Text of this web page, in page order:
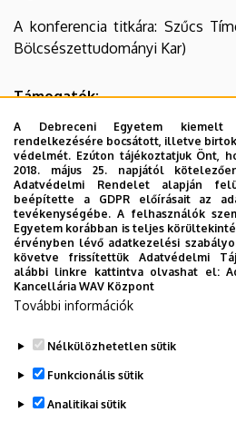
A konferencia titkára: Szűcs
Bölcsészettudományi Kar)
Támogatók:
HERA – Magyar Nevelés- és
CHERD – Debreceni Egyetem
Fejlesztő Központ
Doktoranduszok Kiss Árpád
A Jövő Művészetéért Alapítvány
Debreceni Egyetem
Szűcs
Legutóbbi frissítés: 2022. 07. 27. 15:43
A Debreceni Egyetem kiemelt
rendelkezésére bocsátott, illetve
védelmét. Ezúton tájékoztatjuk Önt,
2018. május 25. napjától
Adatvédelmi Rendelet alapján
beépítette a GDPR előírásait az
tevékenységébe. A felhasználók
Egyetem korábban is teljes
érvényben lévő adatkezelési
követve frissítettük Adatvédelmi
alábbi linkre kattintva olvashat el:
Kancellária WAV Központ
További információk
Nélkülözhetetlen sütik
Funkcionális sütik
Analitikai sütik